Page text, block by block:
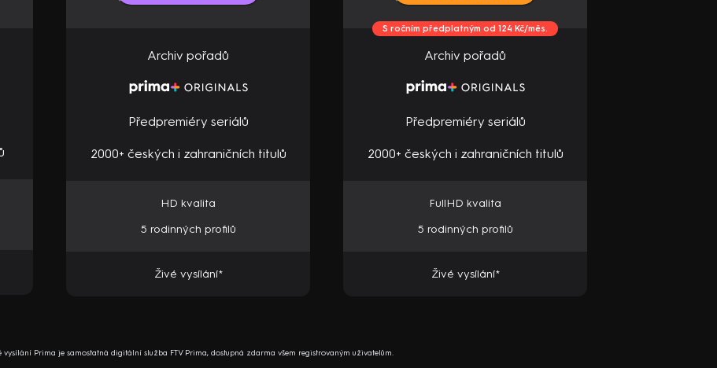
Archiv pořadů
Předpremiéry seriálů
2000+ českých i zahraničních titulů
HD kvalita
5 rodinných profilů
Živé vysílání*
S ročním předplatným od 124 Kč/měs.
Archiv pořadů
Předpremiéry seriálů
2000+ českých i zahraničních titulů
FullHD kvalita
5 rodinných profilů
Živé vysílání*
vysílání Prima je samostatná digitální služba FTV Prima, dostupná zdarma všem registrovaným uživatelům.